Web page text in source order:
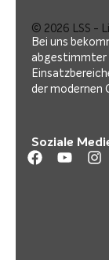
© 2026 LSS -
Bei uns
abgestimmter
der modernen
Soziale